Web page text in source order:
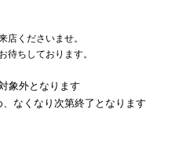
店くださいませ。
待ちしております。
象外となります
なくなり次第終了となります